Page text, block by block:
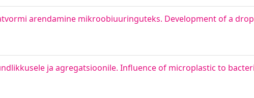
arendamine mikroobiuuringuteks. Development of a
ja agregatsioonile. Influence of microplastic to